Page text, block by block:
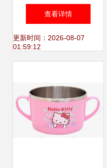
查看详情
更新时间：2026-08-07
01:59:12